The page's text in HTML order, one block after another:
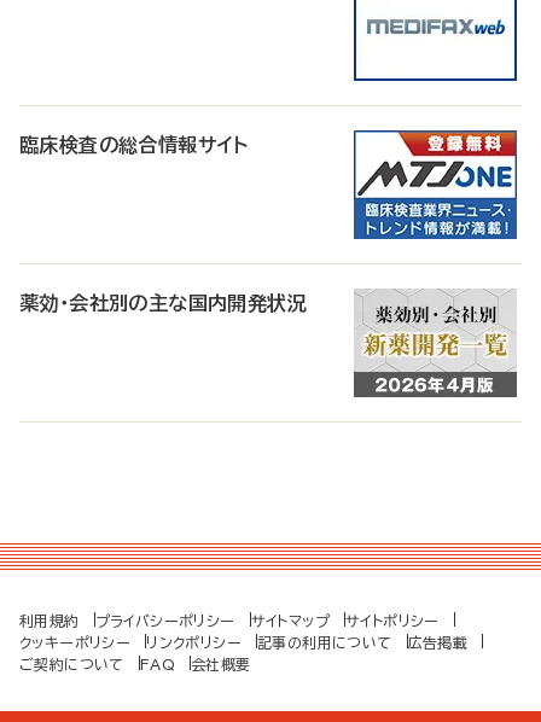
臨床検査の総合情報サイト
薬効・会社別の主な国内開発状況
利用規約 プライバシーポリシー サイトマップ
サイトポリシー
クッキーポリシー
リンクポリシー 記事の利用について
広告掲載
ご契約について
FAQ 会社概要